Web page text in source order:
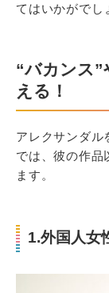
てはいかがでし
“バカンス”
える！
アレクサンダル
では、彼の作品
ます。
1.外国人女